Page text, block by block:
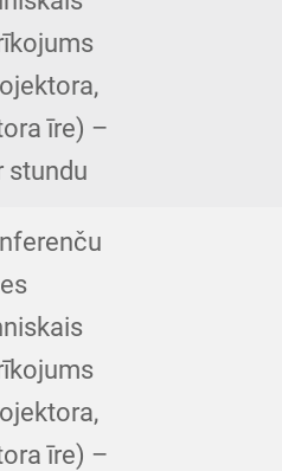
īre) –
stundu
īre) –